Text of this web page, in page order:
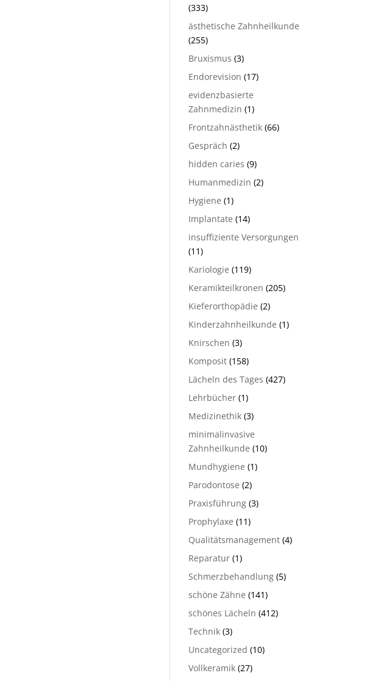
(333)
ästhetische Zahnheilkunde
(255)
Bruxismus (3)
Endorevision (17)
evidenzbasierte
Zahnmedizin (1)
Frontzahnästhetik (66)
Gespräch (2)
hidden caries (9)
Humanmedizin (2)
Hygiene (1)
Implantate (14)
insuffiziente Versorgungen
(11)
Kariologie (119)
Keramikteilkronen (205)
Kieferorthopädie (2)
Kinderzahnheilkunde (1)
Knirschen (3)
Komposit (158)
Lächeln des Tages (427)
Lehrbücher (1)
Medizinethik (3)
minimalinvasive
Zahnheilkunde (10)
Mundhygiene (1)
Parodontose (2)
Praxisführung (3)
Prophylaxe (11)
Qualitätsmanagement (4)
Reparatur (1)
Schmerzbehandlung (5)
schöne Zähne (141)
schönes Lächeln (412)
Technik (3)
Uncategorized (10)
Vollkeramik (27)